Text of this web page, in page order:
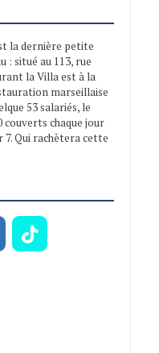
la dernière petite
: situé au 113, rue
la Villa est à la
marseillaise
53 salariés, le
chaque jour
7. Qui rachètera cette